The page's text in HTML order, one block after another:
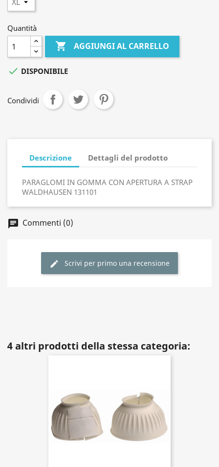
Quantità
 AGGIUNGI AL CARRELLO
 DISPONIBILE
Condividi
Descrizione Dettagli del prodotto
PARAGLOMI IN GOMMA CON APERTURA A STRAP
WALDHAUSEN 131101
Commenti (0)
Scrivi per primo una recensione
4 altri prodotti della stessa categoria: